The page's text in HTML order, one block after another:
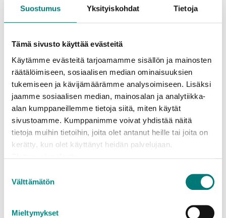
Suostumus Yksityiskohdat Tietoja
Tämä sivusto käyttää evästeitä
Käytämme evästeitä tarjoamamme sisällön ja mainosten
räätälöimiseen, sosiaalisen median ominaisuuksien
tukemiseen ja kävijämäärämme analysoimiseen. Lisäksi
jaamme sosiaalisen median, mainosalan ja analytiikka-
alan kumppaneillemme tietoja siitä, miten käytät
sivustoamme. Kumppanimme voivat yhdistää näitä
tietoja muihin tietoihin, joita olet antanut heille tai joita on
kerätty, kun olet käyttänyt heidän palvelujaan.
valinta
Välttämätön
Mieltymykset
vaan heidän on ohjattava asumisessa syntyvät
kunnalliselta jätehuoltoyhtiöltä Rosk’n Roll Oy
Ab:ltä, joka vastaa urakoiden kilpailutuksesta ja
laadun varmistuksesta.
Uudenmaan jätelautakunta päättää Siuntion
urakka-alueen lietekuljetusten hinnoista
maaliskuussa.
Kunnallisten lietekeräysten myötä paitsi toiminnan
Vesilaitokset, viranomaiset ja jätelaitos tarkkailevat